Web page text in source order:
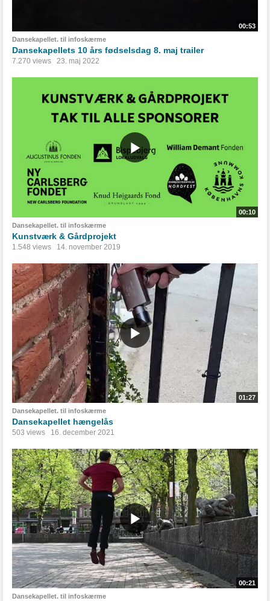
00:53
Dansekapellet. til infoskærme
Dansekapellets 10 års fødselsdag 8. maj trailer
7.270 views 23. maj 2022
00:10
Dansekapellet. til infoskærme
Kunstværk & Gårdprojekt
1.548 views 14. november 2019
01:27
Dansekapellet. til infoskærme
Dansekapellet hængelås
503 views 16. december 2021
00:21
Dansekapellet. til infoskærme